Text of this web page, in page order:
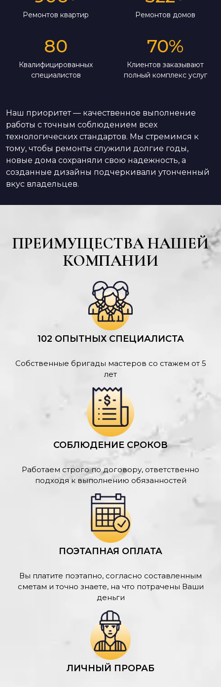
Ремонтов квартир Ремонтов домов
80
Квалифицированных
специалистов
70%
Клиентов заказывают
полный комплекс услуг
Наш приоритет — качественное выполнение
работы с точным соблюдением всех
технологических стандартов. Мы стремимся к
тому, чтобы ремонты служили долгие годы,
новые дома сохраняли свою надежность, а
созданные дизайны подчеркивали утонченный
вкус владельцев.
ПРЕИМУЩЕСТВА НАШЕЙ
КОМПАНИИ
102 ОПЫТНЫХ СПЕЦИАЛИСТА
Собственные бригады мастеров со стажем от 5
лет
СОБЛЮДЕНИЕ СРОКОВ
Работаем строго по договору, ответственно
подходя к выполнению обязанностей
ПОЭТАПНАЯ ОПЛАТА
Вы платите поэтапно, согласно составленным
сметам и точно знаете, на что потрачены Ваши
деньги
ЛИЧНЫЙ ПРОРАБ